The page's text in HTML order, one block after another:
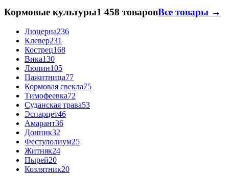
Кормовые культуры1 458 товаровВсе товары →
Люцерна236
Клевер231
Кострец168
Вика130
Люпин105
Пажитница77
Кормовая свекла75
Тимофеевка72
Суданская трава53
Эспарцет46
Амарант36
Донник32
Фестулолиум25
Житняк24
Пырей20
Козлятник20